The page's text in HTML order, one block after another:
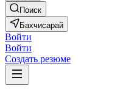
Поиск
Бахчисарай
Войти
Войти
Создать резюме